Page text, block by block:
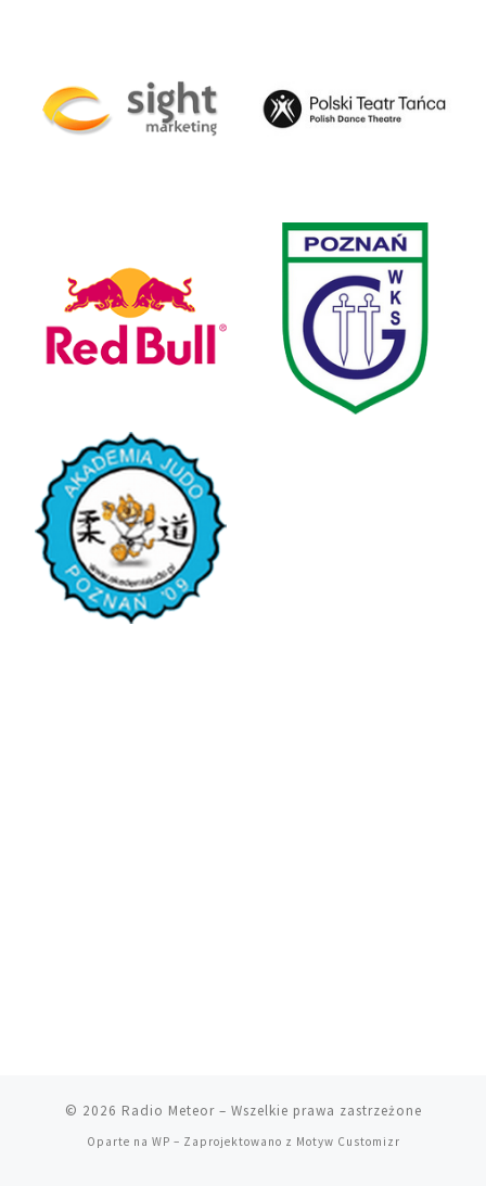
© 2026 Radio Meteor– Wszelkie prawa zastrzeżone
Oparte na WP – Zaprojektowano z Motyw Customizr